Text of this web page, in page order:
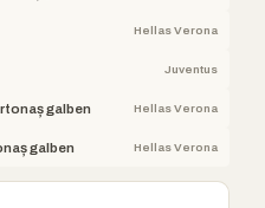
Hellas Verona
Juventus
galben Hellas Verona
galben Hellas Verona